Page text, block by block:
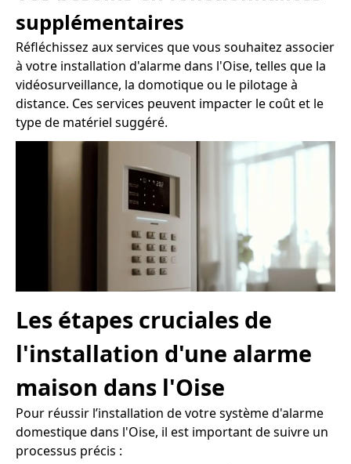
supplémentaires
Réfléchissez aux services que vous souhaitez associer
à votre installation d'alarme dans l'Oise, telles que la
vidéosurveillance, la domotique ou le pilotage à
distance. Ces services peuvent impacter le coût et le
type de matériel suggéré.
Les étapes cruciales de
l'installation d'une alarme
maison dans l'Oise
Pour réussir l’installation de votre système d'alarme
domestique dans l'Oise, il est important de suivre un
processus précis :